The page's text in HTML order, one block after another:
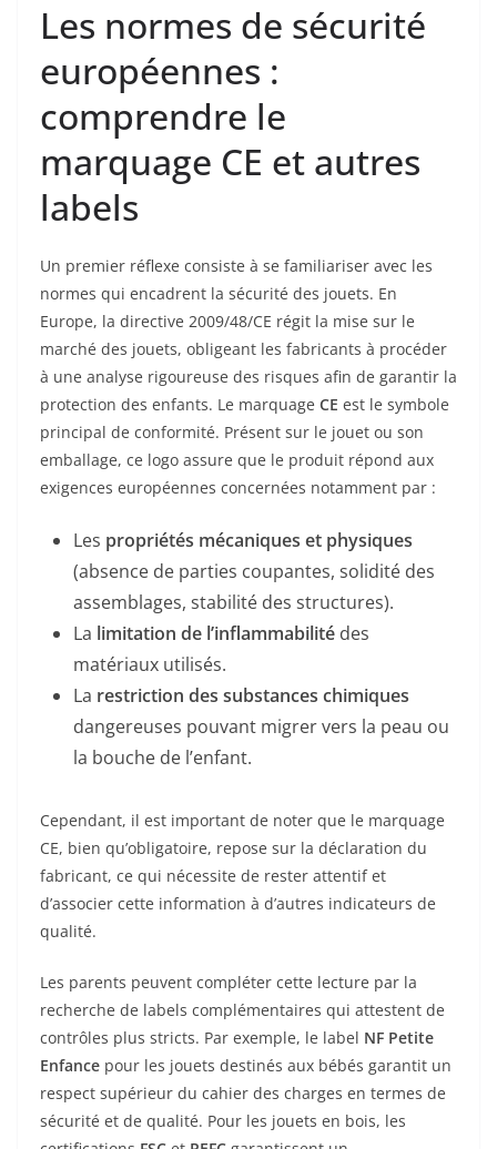
Les normes de sécurité
européennes :
comprendre le
marquage CE et autres
labels
Un premier réflexe consiste à se familiariser avec les
normes qui encadrent la sécurité des jouets. En
Europe, la directive 2009/48/CE régit la mise sur le
marché des jouets, obligeant les fabricants à procéder
à une analyse rigoureuse des risques afin de garantir la
protection des enfants. Le marquage CE est le symbole
principal de conformité. Présent sur le jouet ou son
emballage, ce logo assure que le produit répond aux
exigences européennes concernées notamment par :
Les propriétés mécaniques et physiques
(absence de parties coupantes, solidité des
assemblages, stabilité des structures).
La limitation de l’inflammabilité des
matériaux utilisés.
La restriction des substances chimiques
dangereuses pouvant migrer vers la peau ou
la bouche de l’enfant.
Cependant, il est important de noter que le marquage
CE, bien qu’obligatoire, repose sur la déclaration du
fabricant, ce qui nécessite de rester attentif et
d’associer cette information à d’autres indicateurs de
qualité.
Les parents peuvent compléter cette lecture par la
recherche de labels complémentaires qui attestent de
contrôles plus stricts. Par exemple, le label NF Petite
Enfance pour les jouets destinés aux bébés garantit un
respect supérieur du cahier des charges en termes de
sécurité et de qualité. Pour les jouets en bois, les